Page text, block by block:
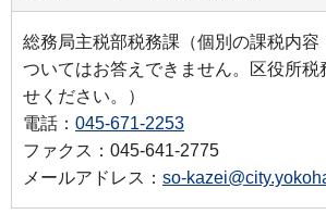
総務局主税部税務課（個別の課税内容
ついてはお答えできません。区役所税
せください。）
電話： 045-671-2253
ファクス：045-641-2775
メールアドレス： so-